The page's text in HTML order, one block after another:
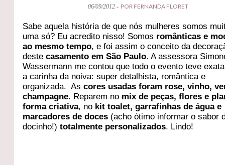
06/09/2012 - POR FERNANDA FLORET
Sabe aquela história de que nós mulheres somos
uma só? Eu acredito nisso! Somos românticas e
ao mesmo tempo, e foi assim o conceito da
destecasamento em São Paulo. A assessora
Wassermann me contou que todo o evento teve
a carinha da noiva: super detalhista, romântica e
organizada. Ascores usadas foram rose, vinho,
champagne. Reparem no mix de peças, flores e
forma criativa, no kit toalet, garrafinhas de água e
marcadores de doces (acho ótimo informar o sabor
docinho!) totalmente personalizados. Lindo!